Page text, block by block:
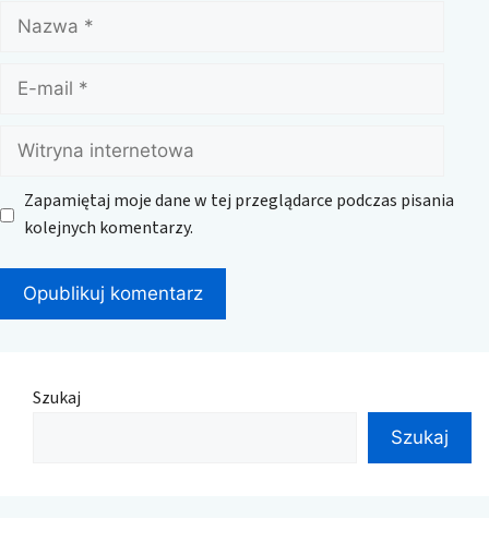
Nazwa
mail
Witryna
internetowa
Zapamiętaj moje dane w tej przeglądarce podczas pisania
kolejnych komentarzy.
Szukaj
Szukaj